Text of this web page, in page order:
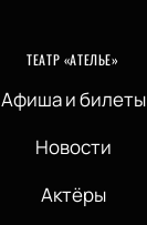
ТЕАТР «АТЕЛЬЕ»
Афиша и билеты
Новости
Актёры